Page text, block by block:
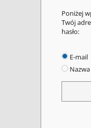
Poniżej
Twój
hasło:
E-mail